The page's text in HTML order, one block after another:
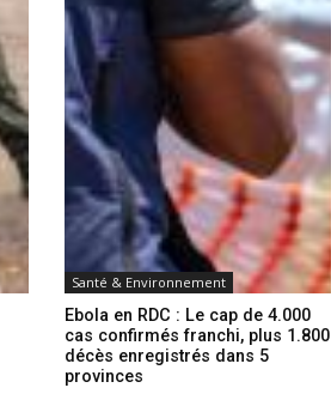
Santé & Environnement
Ebola en RDC : Le cap de 4.000
cas confirmés franchi, plus 1.800
décès enregistrés dans 5
provinces